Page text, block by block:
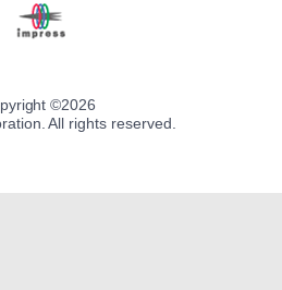
©2026
All rights reserved.